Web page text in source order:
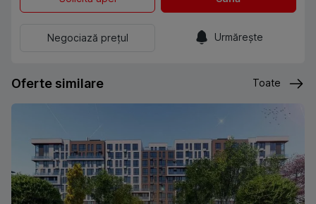
Negociază prețul Urmărește
Oferte similare Toate